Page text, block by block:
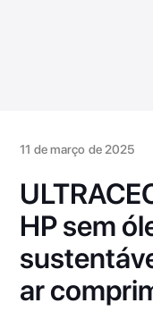
11 de março de 2025
HP sem
ar